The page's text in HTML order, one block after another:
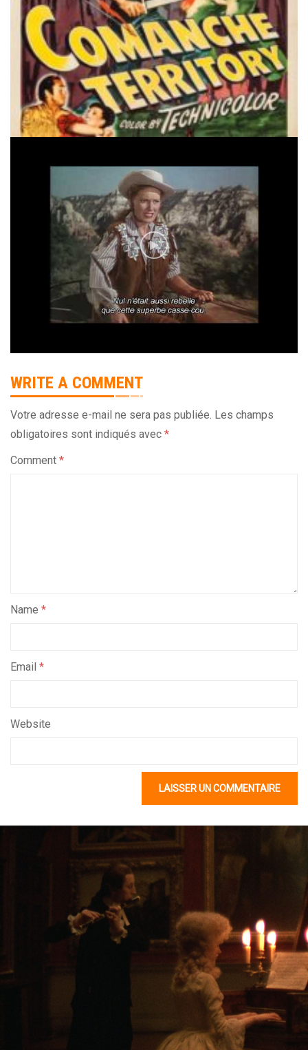
WRITE A COMMENT
Votre adresse e-mail ne sera pas publiée. Les champs
obligatoires sont indiqués avec *
Comment *
Name *
Email *
Website